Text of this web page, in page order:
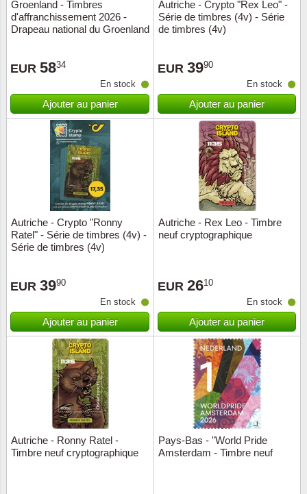
Groenland - Timbres
d'affranchissement 2026 -
Drapeau national du Groenland
EUR 5834
En stock
Ajouter au panier
Autriche - Crypto "Rex Leo" -
Série de timbres (4v) - Série
de timbres (4v)
EUR 3990
En stock
Ajouter au panier
Autriche - Crypto "Ronny
Ratel" - Série de timbres (4v) -
Série de timbres (4v)
EUR 3990
En stock
Ajouter au panier
Autriche - Rex Leo - Timbre
neuf cryptographique
EUR 2610
En stock
Ajouter au panier
Autriche - Ronny Ratel -
Timbre neuf cryptographique
Pays-Bas - "World Pride
Amsterdam - Timbre neuf